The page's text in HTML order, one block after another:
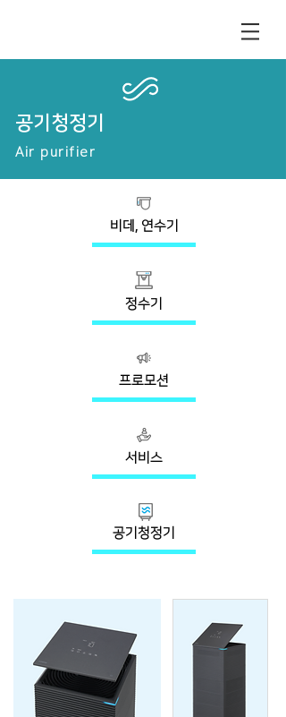
공기청정기
Air purifier
비데, 연수기
정수기
프로모션
서비스
공기청정기